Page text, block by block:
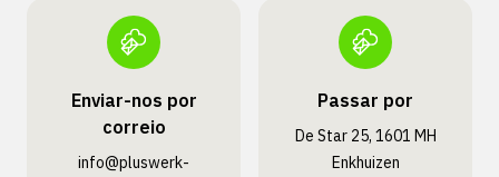
Enviar-nos por
correio
info@pluswerk­
Passar por
De Star 25, 1601 MH
Enkhuizen